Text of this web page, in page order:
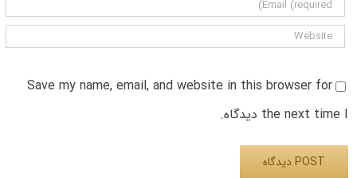
Save my name, email, and website in this browser for
the next time I دیدگاه.